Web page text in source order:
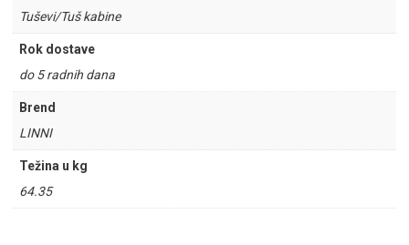
Tuševi/Tuš kabine
Rok dostave
do 5 radnih dana
Brend
LINNI
Težina u kg
64.35